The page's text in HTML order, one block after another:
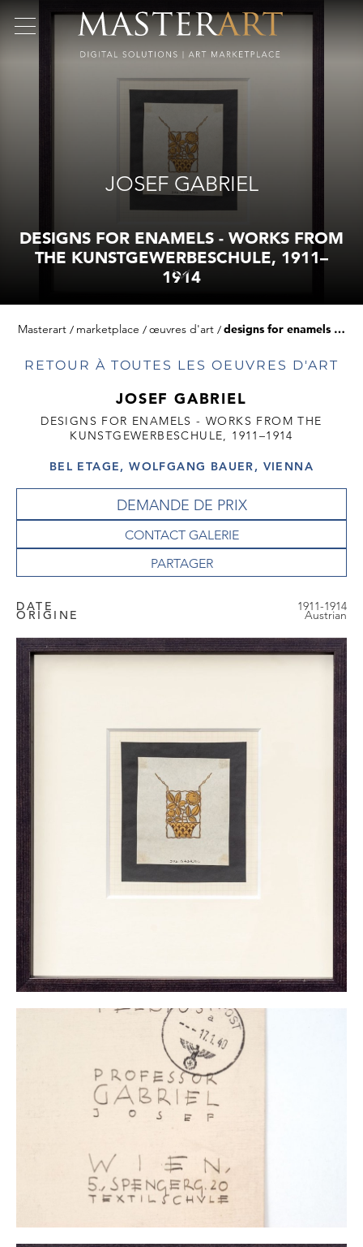
JOSEF GABRIEL
DESIGNS FOR ENAMELS - WORKS FROM
THE KUNSTGEWERBESCHULE, 1911–
1914
Masterart marketplace œuvres d'art designs for enamels - works from the kunstgewerbeschule, 1911–1914
RETOUR À TOUTES LES OEUVRES D'ART
JOSEF GABRIEL
DESIGNS FOR ENAMELS - WORKS FROM THE
KUNSTGEWERBESCHULE, 1911–1914
BEL ETAGE, WOLFGANG BAUER, VIENNA
DEMANDE DE PRIX
CONTACT GALERIE
DATE 1911-1914
ORIGINE Austrian